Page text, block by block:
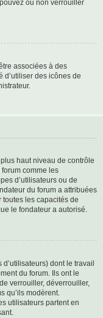
ou non verrouiller
associées à des
d’utiliser des icônes de
haut niveau de contrôle
comme les
d’utilisateurs ou de
du forum a attribuées
les capacités de
le fondateur a autorisé.
dont le travail
du forum. Ils ont le
verrouiller, déverrouiller,
qu’ils modèrent.
utilisateurs partent en